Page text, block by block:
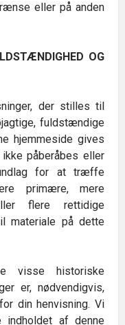
eller på anden
OG
der stilles til
fuldstændige
hjemmeside gives
påberåbes eller
for at træffe
primære, mere
flere rettidige
materiale på dette
visse historiske
er, nødvendigvis,
din henvisning. Vi
af denne